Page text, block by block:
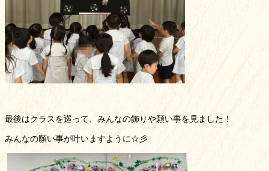
03-3920-1883
メールでお問い合わせ
最後はクラスを巡って、みんなの飾りや願い事を見ました！
みんなの願い事が叶いますように☆彡